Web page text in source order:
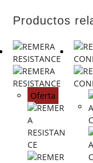
Productos
Oferta